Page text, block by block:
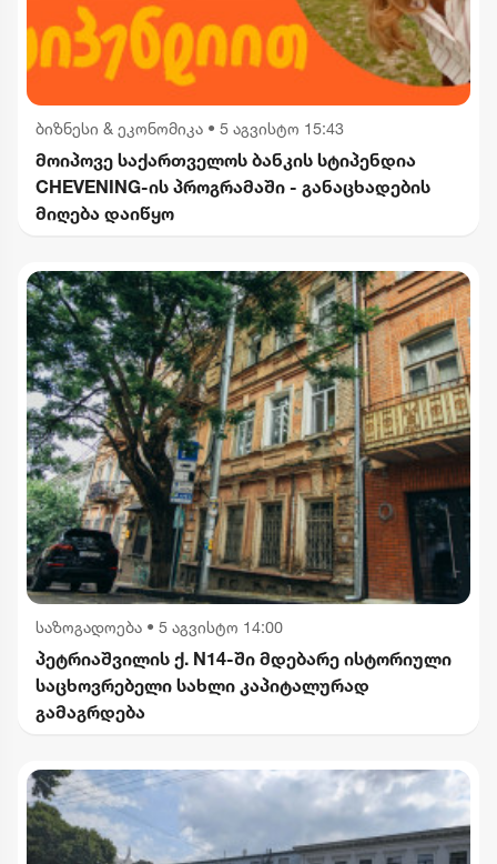
ბიზნესი & ეკონომიკა • 5 აგვისტო 15:43
მოიპოვე საქართველოს ბანკის სტიპენდია
CHEVENING-ის პროგრამაში - განაცხადების
მიღება დაიწყო
საზოგადოება • 5 აგვისტო 14:00
პეტრიაშვილის ქ. N14-ში მდებარე ისტორიული
საცხოვრებელი სახლი კაპიტალურად
გამაგრდება